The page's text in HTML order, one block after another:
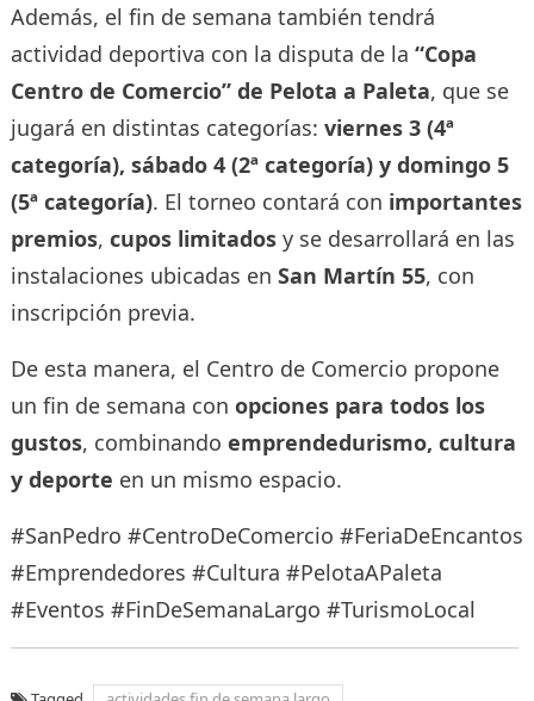
Además, el fin de semana también tendrá
actividad deportiva con la disputa de la “Copa
Centro de Comercio” de Pelota a Paleta, que se
jugará en distintas categorías: viernes 3 (4ª
categoría), sábado 4 (2ª categoría) y domingo 5
(5ª categoría). El torneo contará con importantes
premios, cupos limitadosy se desarrollará en las
instalaciones ubicadas en San Martín 55, con
inscripción previa.
De esta manera, el Centro de Comercio propone
un fin de semana con opciones para todos los
gustos, combinando emprendedurismo, cultura
y deporte en un mismo espacio.
#SanPedro #CentroDeComercio #FeriaDeEncantos
#Emprendedores #Cultura #PelotaAPaleta
#Eventos #FinDeSemanaLargo #TurismoLocal